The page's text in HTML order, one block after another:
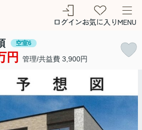
ログインお気に入りMENU
空室6
円 管理/共益費 3,900円